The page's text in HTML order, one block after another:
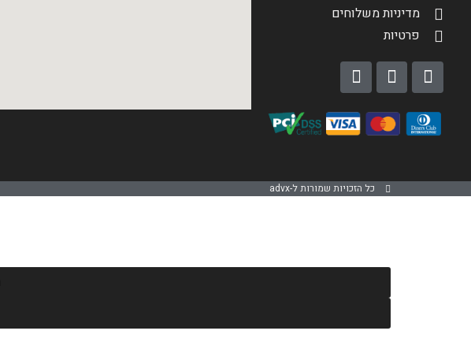
מדיניות משלוחים
פרטיות
כל הזכויות שמורות ל-advx